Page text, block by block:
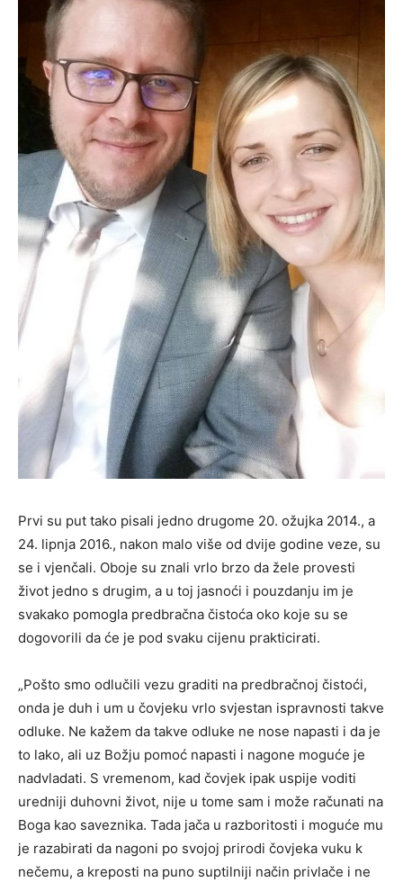
Prvi su put tako pisali jedno drugome 20. ožujka 2014., a
24. lipnja 2016., nakon malo više od dvije godine veze, su
se i vjenčali. Oboje su znali vrlo brzo da žele provesti
život jedno s drugim, a u toj jasnoći i pouzdanju im je
svakako pomogla predbračna čistoća oko koje su se
dogovorili da će je pod svaku cijenu prakticirati.
„Pošto smo odlučili vezu graditi na predbračnoj čistoći,
onda je duh i um u čovjeku vrlo svjestan ispravnosti takve
odluke. Ne kažem da takve odluke ne nose napasti i da je
to lako, ali uz Božju pomoć napasti i nagone moguće je
nadvladati. S vremenom, kad čovjek ipak uspije voditi
uredniji duhovni život, nije u tome sam i može računati na
Boga kao saveznika. Tada jača u razboritosti i moguće mu
je razabirati da nagoni po svojoj prirodi čovjeka vuku k
nečemu, a kreposti na puno suptilniji način privlače i ne